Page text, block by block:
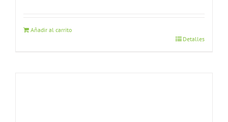
Añadir al carrito
Detalles